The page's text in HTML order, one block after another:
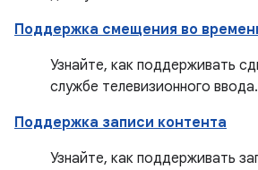
Поддержка смещения во
Узнайте, как поддерживать
службе телевизионного ввода.
Поддержка записи контента
Узнайте, как поддерживать